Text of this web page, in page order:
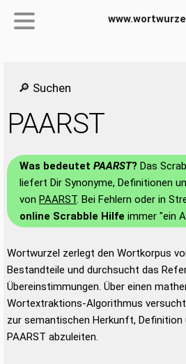
🔎 Suchen
PAARST
Was bedeutet PAARST? Das
liefert Dir Synonyme, Definitionen
von PAARST. Bei Fehlern oder in
online Scrabble Hilfe immer "ein
Wortwurzel zerlegt den Wortkorpus
Bestandteile und durchsucht das
Übereinstimmungen. Über einen
Wortextraktions-Algorithmus
zur semantischen Herkunft, Definition
PAARST abzuleiten.